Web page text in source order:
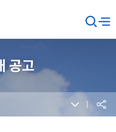
검
색
창
메뉴
공고
공유